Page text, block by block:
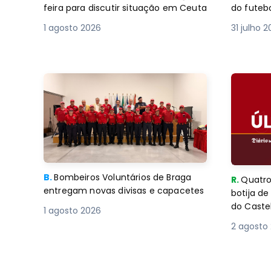
feira para discutir situação em Ceuta
1 agosto 2026
do
31 julho
B.Bombeiros Voluntários de Braga
entregam novas divisas e capacetes
1 agosto 2026
R.
botija
do
2 agosto